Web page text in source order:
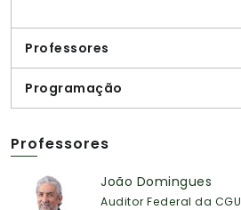
Professores
Programação
Professores
João Domingues
Auditor Federal da CGU